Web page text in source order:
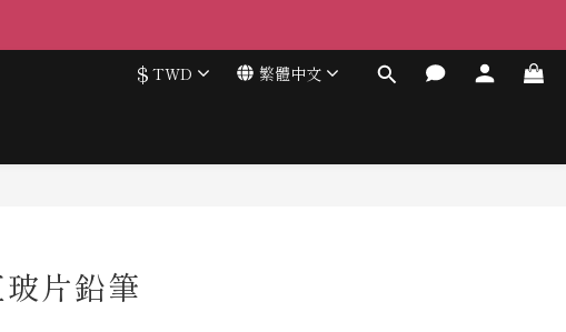
$ TWD 繁體中文
片鉛筆